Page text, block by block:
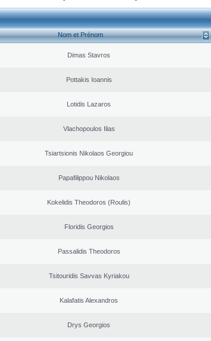
Nom et Prénom
Dimas Stavros
Pottakis Ioannis
Lotidis Lazaros
Vlachopoulos Ilias
Tsiartsionis Nikolaos Georgiou
Papafilippou Nikolaos
Kokelidis Theodoros (Roulis)
Floridis Georgios
Passalidis Theodoros
Tsitouridis Savvas Kyriakou
Kalafatis Alexandros
Drys Georgios